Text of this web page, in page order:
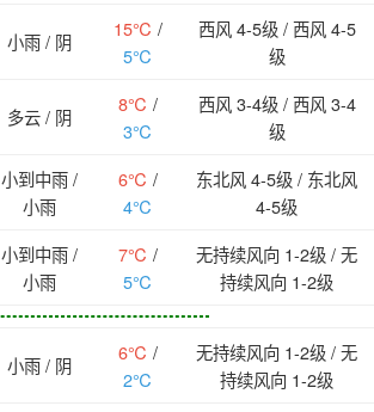
小雨 / 阴
15℃ /
5℃
西风 4-5级 / 西风 4-5
级
多云 / 阴
8℃ /
3℃
西风 3-4级 / 西风 3-4
级
小到中雨 /
小雨
6℃ /
4℃
东北风 4-5级 / 东北风
4-5级
小到中雨 /
小雨
7℃ /
5℃
无持续风向 1-2级 / 无
持续风向 1-2级
小雨 / 阴
6℃ /
2℃
无持续风向 1-2级 / 无
持续风向 1-2级